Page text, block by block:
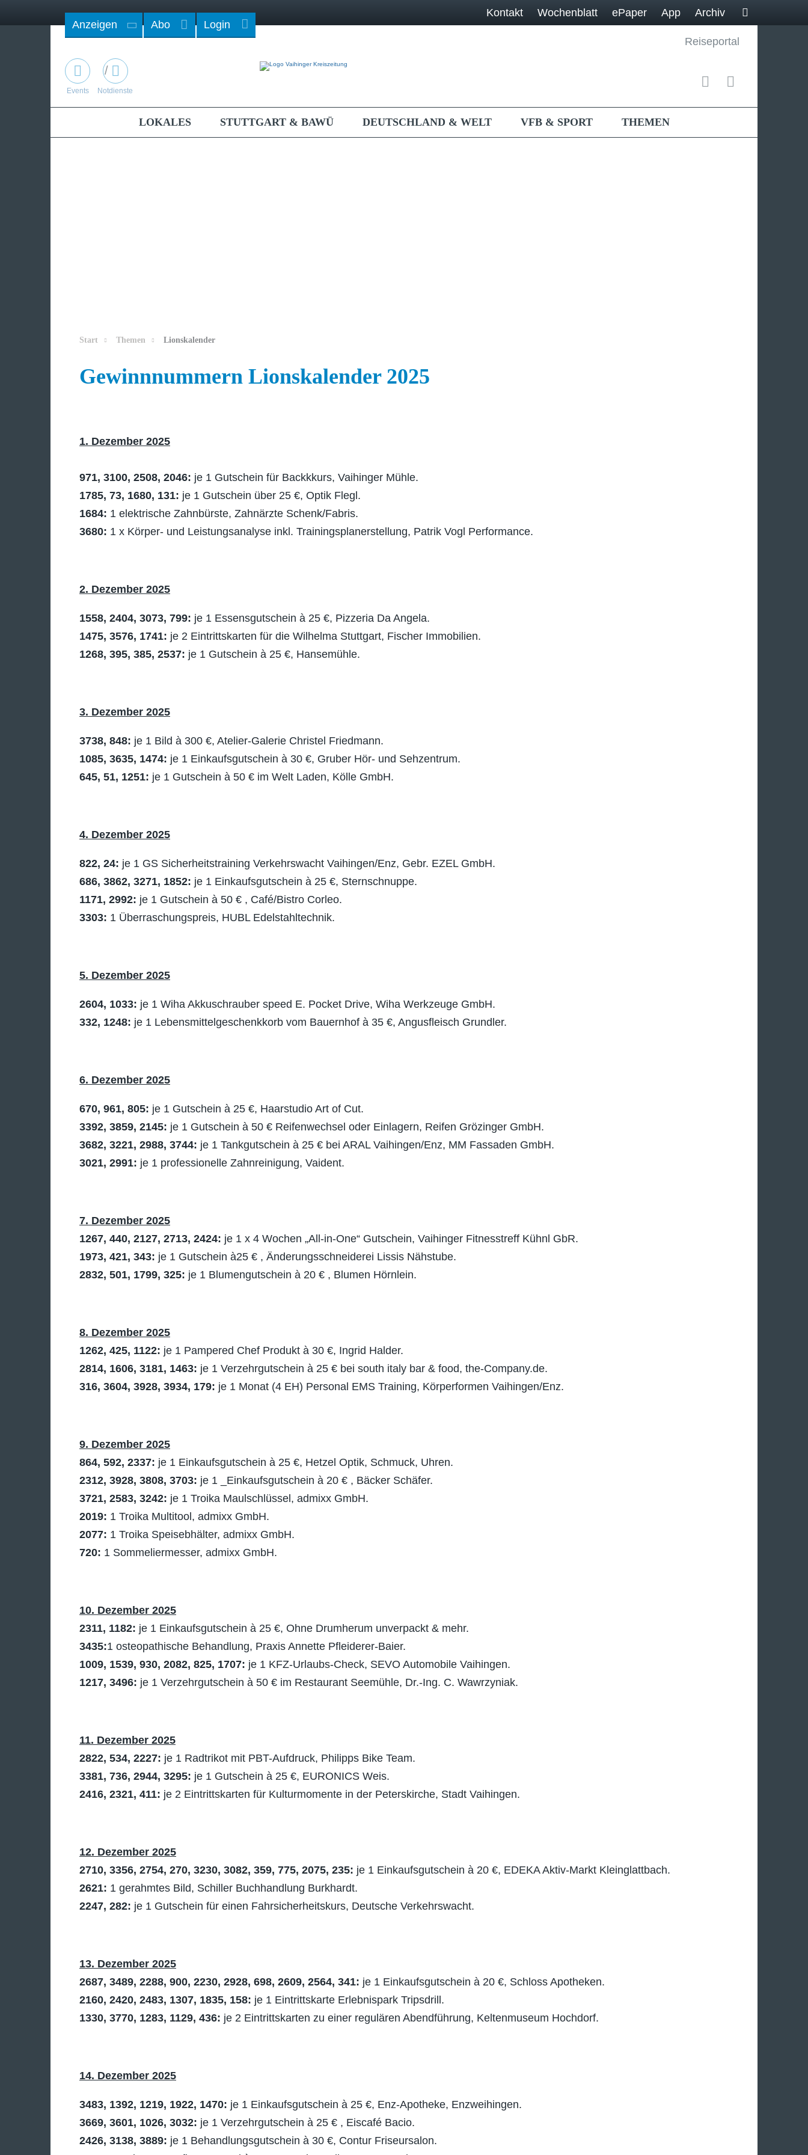
Anzeigen Abo Login
Kontakt Wochenblatt ePaper App Archiv
/
Reiseportal
Events Notdienste
LOKALES STUTTGART & BAWÜ DEUTSCHLAND & WELT VFB & SPORT THEMEN
Start Themen Lionskalender
Gewinnnummern Lionskalender 2025
1. Dezember 2025
971, 3100, 2508, 2046: je 1 Gutschein für Backkkurs, Vaihinger Mühle.
1785, 73, 1680, 131: je 1 Gutschein über 25 €, Optik Flegl.
1684: 1 elektrische Zahnbürste, Zahnärzte Schenk/Fabris.
3680: 1 x Körper- und Leistungsanalyse inkl. Trainingsplanerstellung, Patrik Vogl Performance.
2. Dezember 2025
1558, 2404, 3073, 799: je 1 Essensgutschein à 25 €, Pizzeria Da Angela.
1475, 3576, 1741: je 2 Eintrittskarten für die Wilhelma Stuttgart, Fischer Immobilien.
1268, 395, 385, 2537: je 1 Gutschein à 25 €, Hansemühle.
3. Dezember 2025
3738, 848: je 1 Bild à 300 €, Atelier-Galerie Christel Friedmann.
1085, 3635, 1474: je 1 Einkaufsgutschein à 30 €, Gruber Hör- und Sehzentrum.
645, 51, 1251: je 1 Gutschein à 50 € im Welt Laden, Kölle GmbH.
4. Dezember 2025
822, 24: je 1 GS Sicherheitstraining Verkehrswacht Vaihingen/Enz, Gebr. EZEL GmbH.
686, 3862, 3271, 1852: je 1 Einkaufsgutschein à 25 €, Sternschnuppe.
1171, 2992: je 1 Gutschein à 50 € , Café/Bistro Corleo.
3303: 1 Überraschungspreis, HUBL Edelstahltechnik.
5. Dezember 2025
2604, 1033: je 1 Wiha Akkuschrauber speed E. Pocket Drive, Wiha Werkzeuge GmbH.
332, 1248: je 1 Lebensmittelgeschenkkorb vom Bauernhof à 35 €, Angusfleisch Grundler.
6. Dezember 2025
670, 961, 805: je 1 Gutschein à 25 €, Haarstudio Art of Cut.
3392, 3859, 2145: je 1 Gutschein à 50 € Reifenwechsel oder Einlagern, Reifen Grözinger GmbH.
3682, 3221, 2988, 3744: je 1 Tankgutschein à 25 € bei ARAL Vaihingen/Enz, MM Fassaden GmbH.
3021, 2991: je 1 professionelle Zahnreinigung, Vaident.
7. Dezember 2025
1267, 440, 2127, 2713, 2424: je 1 x 4 Wochen „All-in-One“ Gutschein, Vaihinger Fitnesstreff Kühnl GbR.
1973, 421, 343: je 1 Gutschein à25 € , Änderungsschneiderei Lissis Nähstube.
2832, 501, 1799, 325: je 1 Blumengutschein à 20 € , Blumen Hörnlein.
8. Dezember 2025
1262, 425, 1122: je 1 Pampered Chef Produkt à 30 €, Ingrid Halder.
2814, 1606, 3181, 1463: je 1 Verzehrgutschein à 25 € bei south italy bar & food, the-Company.de.
316, 3604, 3928, 3934, 179: je 1 Monat (4 EH) Personal EMS Training, Körperformen Vaihingen/Enz.
9. Dezember 2025
864, 592, 2337: je 1 Einkaufsgutschein à 25 €, Hetzel Optik, Schmuck, Uhren.
2312, 3928, 3808, 3703: je 1 _Einkaufsgutschein à 20 € , Bäcker Schäfer.
3721, 2583, 3242: je 1 Troika Maulschlüssel, admixx GmbH.
2019: 1 Troika Multitool, admixx GmbH.
2077: 1 Troika Speisebhälter, admixx GmbH.
720: 1 Sommeliermesser, admixx GmbH.
10. Dezember 2025
2311, 1182: je 1 Einkaufsgutschein à 25 €, Ohne Drumherum unverpackt & mehr.
3435:1 osteopathische Behandlung, Praxis Annette Pfleiderer-Baier.
1009, 1539, 930, 2082, 825, 1707: je 1 KFZ-Urlaubs-Check, SEVO Automobile Vaihingen.
1217, 3496: je 1 Verzehrgutschein à 50 € im Restaurant Seemühle, Dr.-Ing. C. Wawrzyniak.
11. Dezember 2025
2822, 534, 2227: je 1 Radtrikot mit PBT-Aufdruck, Philipps Bike Team.
3381, 736, 2944, 3295: je 1 Gutschein à 25 €, EURONICS Weis.
2416, 2321, 411: je 2 Eintrittskarten für Kulturmomente in der Peterskirche, Stadt Vaihingen.
12. Dezember 2025
2710, 3356, 2754, 270, 3230, 3082, 359, 775, 2075, 235: je 1 Einkaufsgutschein à 20 €, EDEKA Aktiv-Markt Kleinglattbach.
2621: 1 gerahmtes Bild, Schiller Buchhandlung Burkhardt.
2247, 282: je 1 Gutschein für einen Fahrsicherheitskurs, Deutsche Verkehrswacht.
13. Dezember 2025
2687, 3489, 2288, 900, 2230, 2928, 698, 2609, 2564, 341: je 1 Einkaufsgutschein à 20 €, Schloss Apotheken.
2160, 2420, 2483, 1307, 1835, 158: je 1 Eintrittskarte Erlebnispark Tripsdrill.
1330, 3770, 1283, 1129, 436: je 2 Eintrittskarten zu einer regulären Abendführung, Keltenmuseum Hochdorf.
14. Dezember 2025
3483, 1392, 1219, 1922, 1470: je 1 Einkaufsgutschein à 25 €, Enz-Apotheke, Enzweihingen.
3669, 3601, 1026, 3032: je 1 Verzehrgutschein à 25 € , Eiscafé Bacio.
2426, 3138, 3889: je 1 Behandlungsgutschein à 30 €, Contur Friseursalon.